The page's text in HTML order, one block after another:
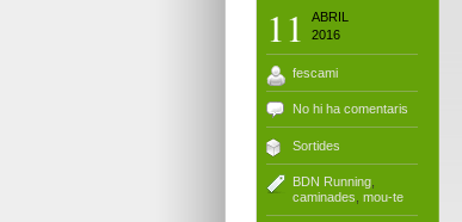
11
ABRIL
2016
fescami
No hi ha comentaris
Sortides
BDN Running,
caminades mou-te